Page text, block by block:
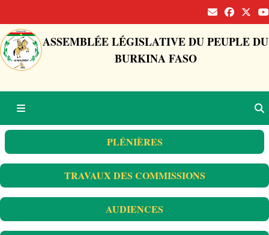
ASSEMBLÉE LÉGISLATIVE DU PEUPLE DU
BURKINA FASO
PLÉNIÈRES
TRAVAUX DES COMMISSIONS
AUDIENCES